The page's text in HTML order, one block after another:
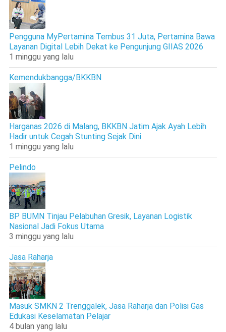
Pengguna MyPertamina Tembus 31 Juta, Pertamina Bawa
Layanan Digital Lebih Dekat ke Pengunjung GIIAS 2026
1 minggu yang lalu
Kemendukbangga/BKKBN
Harganas 2026 di Malang, BKKBN Jatim Ajak Ayah Lebih
Hadir untuk Cegah Stunting Sejak Dini
1 minggu yang lalu
Pelindo
BP BUMN Tinjau Pelabuhan Gresik, Layanan Logistik
Nasional Jadi Fokus Utama
3 minggu yang lalu
Jasa Raharja
Masuk SMKN 2 Trenggalek, Jasa Raharja dan Polisi Gas
Edukasi Keselamatan Pelajar
4 bulan yang lalu